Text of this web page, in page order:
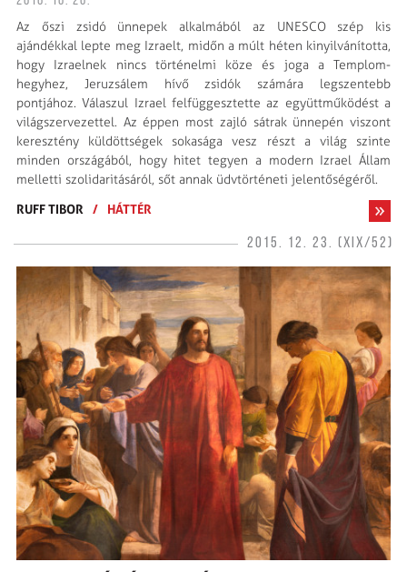
Az őszi zsidó ünnepek alkalmából az UNESCO szép kis
ajándékkal lepte meg Izraelt, midőn a múlt héten kinyilvánította,
hogy Izraelnek nincs történelmi köze és joga a Templom-
hegyhez, Jeruzsálem hívő zsidók számára legszentebb
pontjához. Válaszul Izrael felfüggesztette az együttműködést a
világszervezettel. Az éppen most zajló sátrak ünnepén viszont
keresztény küldöttségek sokasága vesz részt a világ szinte
minden országából, hogy hitet tegyen a modern Izrael Állam
melletti szolidaritásáról, sőt annak üdvtörténeti jelentőségéről.
RUFF TIBOR
/ HÁTTÉR
2015. 12. 23. (XIX/52)